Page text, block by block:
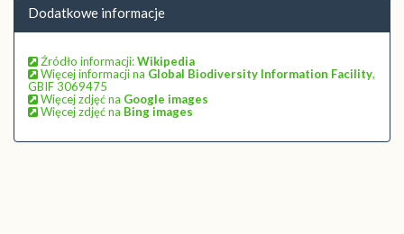
Dodatkowe informacje
Źródło informacji:Wikipedia
Więcej informacji na Global Biodiversity Information Facility,
GBIF 3069475
Więcej zdjęć na Google images
Więcej zdjęć na Bing images